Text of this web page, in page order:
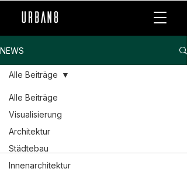
NEWS
Alle Beiträge
Visualisierung
Architektur
Städtebau
Innenarchitektur
Alle Beiträge